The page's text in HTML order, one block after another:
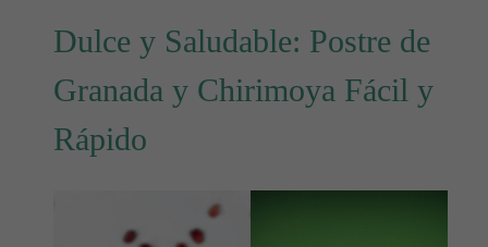
Dulce y Saludable: Postre de
Granada y Chirimoya Fácil y
Rápido